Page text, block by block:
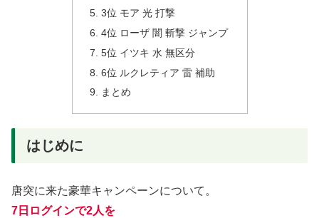
3位 モア 光 打撃
4位 ローザ 闇 斬撃 ジャンプ
5位 イツキ 水 無区分
6位 ルクレティア 雷 補助
まとめ
はじめに
唐突に来た豪華キャンペーンについて。
7日ログインで2人を